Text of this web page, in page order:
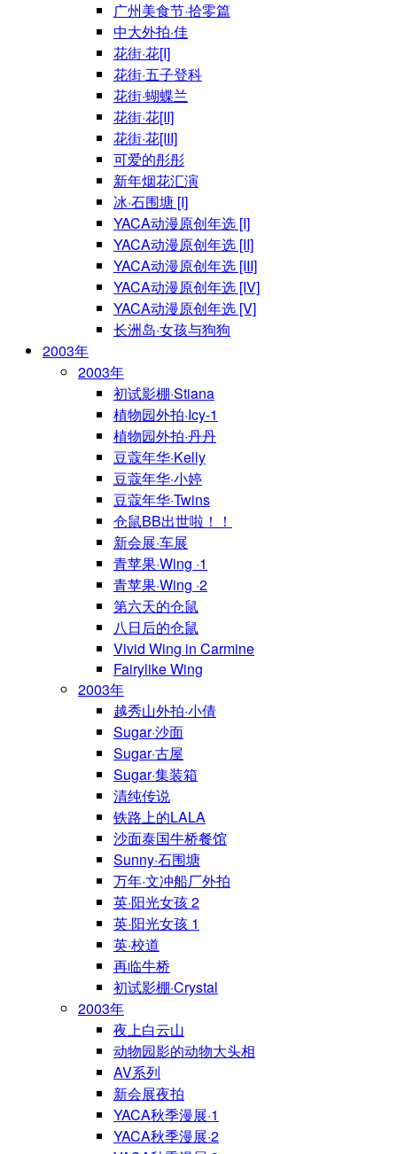
广州美食节·拾零篇
中大外拍·佳
花街·花[I]
花街·五子登科
花街·蝴蝶兰
花街·花[II]
花街·花[III]
可爱的彤彤
新年烟花汇演
冰·石围塘 [I]
YACA动漫原创年选 [I]
YACA动漫原创年选 [II]
YACA动漫原创年选 [III]
YACA动漫原创年选 [IV]
YACA动漫原创年选 [V]
长洲岛·女孩与狗狗
2003年
2003年
初试影棚·Stiana
植物园外拍·Icy-1
植物园外拍·丹丹
豆蔻年华·Kelly
豆蔻年华·小婷
豆蔻年华·Twins
仓鼠BB出世啦！！
新会展·车展
青苹果·Wing ·1
青苹果·Wing ·2
第六天的仓鼠
八日后的仓鼠
Vivid Wing in Carmine
Fairylike Wing
2003年
越秀山外拍·小倩
Sugar·沙面
Sugar·古屋
Sugar·集装箱
清纯传说
铁路上的LALA
沙面泰国牛桥餐馆
Sunny·石围塘
万年·文冲船厂外拍
英·阳光女孩 2
英·阳光女孩 1
英·校道
再临牛桥
初试影棚·Crystal
2003年
夜上白云山
动物园影的动物大头相
AV系列
新会展夜拍
YACA秋季漫展·1
YACA秋季漫展·2